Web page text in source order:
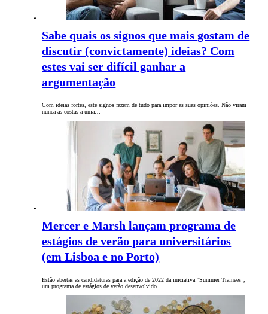
Sabe quais os signos que mais gostam de
discutir (convictamente) ideias? Com
estes vai ser difícil ganhar a
argumentação
Com ideias fortes, este signos fazem de tudo para impor as suas opiniões. Não viram
nunca as costas a uma…
Mercer e Marsh lançam programa de
estágios de verão para universitários
(em Lisboa e no Porto)
Estão abertas as candidaturas para a edição de 2022 da iniciativa “Summer Trainees”,
um programa de estágios de verão desenvolvido…